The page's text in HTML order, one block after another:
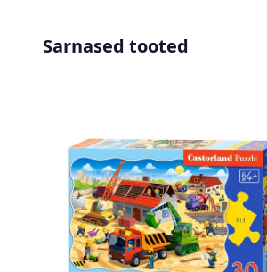
Sarnased tooted